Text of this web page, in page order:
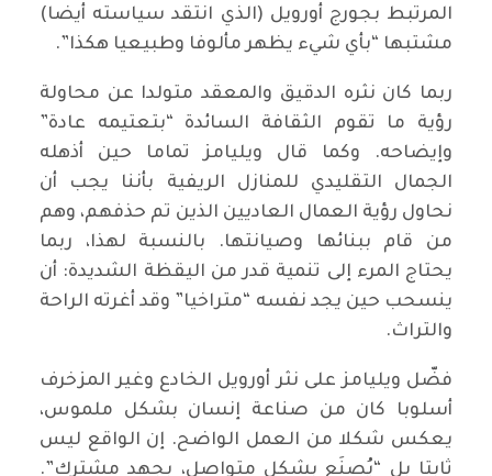
المرتبط بجورج أورويل (الذي انتقد سياسته أيضا)
مشتبها “بأي شيء يظهر مألوفا وطبيعيا هكذا”.
ربما كان نثره الدقيق والمعقد متولدا عن محاولة
رؤية ما تقوم الثقافة السائدة “بتعتيمه عادة”
وإيضاحه. وكما قال ويليامز تماما حين أذهله
الجمال التقليدي للمنازل الريفية بأننا يجب أن
نحاول رؤية العمال العاديين الذين تم حذفهم، وهم
من قام ببنائها وصيانتها. بالنسبة لهذا، ربما
يحتاج المرء إلى تنمية قدر من اليقظة الشديدة: أن
ينسحب حين يجد نفسه “متراخيا” وقد أغرته الراحة
والتراث.
فضّل ويليامز على نثر أورويل الخادع وغير المزخرف
أسلوبا كان من صناعة إنسان بشكل ملموس،
يعكس شكلا من العمل الواضح. إن الواقع ليس
ثابتا بل “يُصنَع بشكل متواصل، بجهد مشترك”.